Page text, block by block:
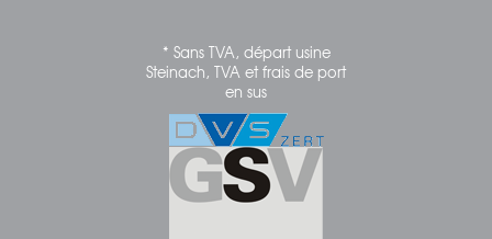
* Sans TVA, départ usine
Steinach, TVA et frais de port
en sus